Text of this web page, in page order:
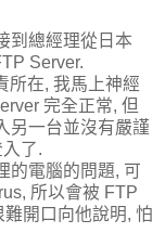
到總經理從日本
Server.
所在, 我馬上神經
完全正常, 但
另一台並沒有嚴謹
了.
的電腦的問題, 可
所以會被 FTP
難開口向他說明, 怕